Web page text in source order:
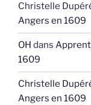
Christelle
Angers en 1609
OH dans
1609
Christelle
Angers en 1609